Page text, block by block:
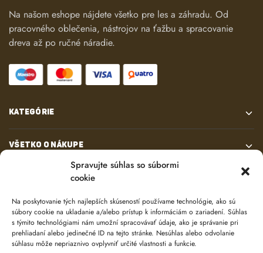
Spravujte súhlas so súbormi
cookie
Na poskytovanie tých najlepších skúseností používame technológie, ako sú
súbory cookie na ukladanie a/alebo prístup k informáciám o zariadení. Súhlas
s týmito technológiami nám umožní spracovávať údaje, ako je správanie pri
prehliadaní alebo jedinečné ID na tejto stránke. Nesúhlas alebo odvolanie
súhlasu môže nepriaznivo ovplyvniť určité vlastnosti a funkcie.
Na našom eshope nájdete všetko pre les a záhradu. Od
pracovného oblečenia, nástrojov na ťažbu a spracovanie
dreva až po ručné náradie.
KATEGÓRIE
VŠETKO O NÁKUPE